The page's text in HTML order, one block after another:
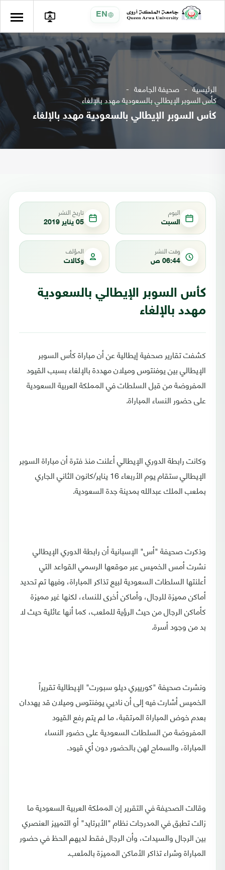
EN
الرئيسية صحيفة الجامعة
كأس السوبر الإيطالي بالسعودية مهدد بالإلغاء
كأس السوبر الإيطالي بالسعودية مهدد بالإلغاء
اليوم
السبت
تاريخ النشر
05 يناير 2019
وقت النشر
06:44 ص
المؤلف
وكالات
كأس السوبر الإيطالي بالسعودية
مهدد بالإلغاء
كشفت تقارير صحفية إيطالية عن أن مباراة كأس السوبر
الإيطالي بين يوفنتوس وميلان مهددة بالإلغاء بسبب القيود
المفروضة من قبل السلطات في المملكة العربية السعودية
على حضور النساء المباراة.
وكانت رابطة الدوري الإيطالي أعلنت منذ فترة أن مباراة السوبر
الإيطالي ستقام يوم الأربعاء 16 يناير/كانون الثاني الجاري
بملعب الملك عبدالله بمدينة جدة السعودية.
وذكرت صحيفة "أس" الإسبانية أن رابطة الدوري الإيطالي
نشرت أمس الخميس عبر موقعها الرسمي القواعد التي
أعلنتها السلطات السعودية لبيع تذاكر المباراة، وفيها تم تحديد
أماكن مميزة للرجال، وأماكن أخرى للنساء، لكنها غير مميزة
كأماكن الرجال من حيث الرؤية للملعب، كما أنها عائلية حيث لا
بد من وجود أسرة.
ونشرت صحيفة "كورييري ديلو سبورت" الإيطالية تقريراً
الخميس أشارت فيه إلى أن ناديي يوفنتوس وميلان قد يهددان
بعدم خوض المباراة المرتقبة، ما لم يتم رفع القيود
المفروضة من السلطات السعودية على حضور النساء
المباراة، والسماح لهن بالحضور دون أي قيود.
وقالت الصحيفة في التقرير إن المملكة العربية السعودية ما
زالت تطبق في المدرجات نظام "الأبرتايد" أو التمييز العنصري
بين الرجال والسيدات، وأن الرجال فقط لديهم الحظ في حضور
المباراة وشراء تذاكر الأماكن المميزة بالملعب.